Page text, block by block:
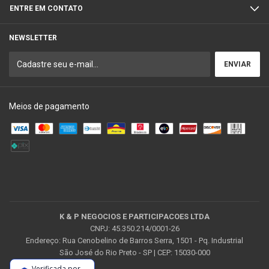
ENTRE EM CONTATO
NEWSLETTER
Meios de pagamento
K & P NEGOCIOS E PARTICIPACOES LTDA
CNPJ: 45.350.214/0001-26
Endereço: Rua Cenobelino de Barros Serra, 1501 - Pq. Industrial
São José do Rio Preto - SP | CEP: 15030-000